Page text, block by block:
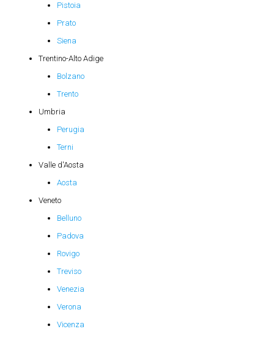
Pistoia
Prato
Siena
Trentino-Alto Adige
Bolzano
Trento
Umbria
Perugia
Terni
Valle d'Aosta
Aosta
Veneto
Belluno
Padova
Rovigo
Treviso
Venezia
Verona
Vicenza